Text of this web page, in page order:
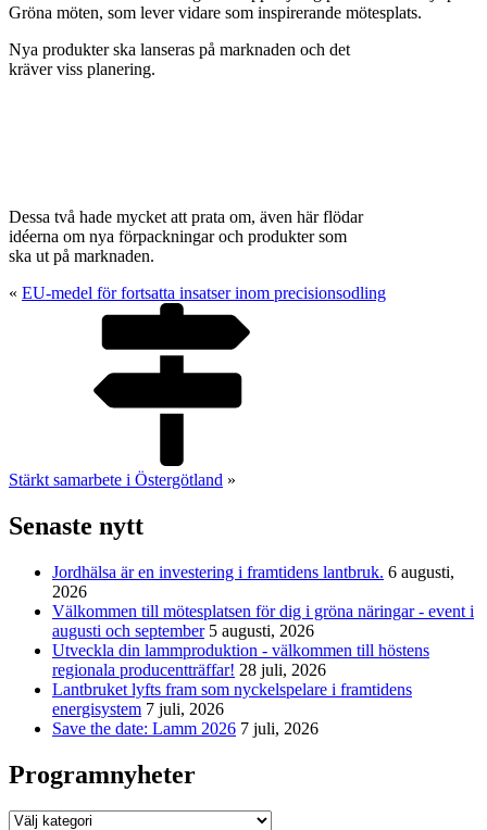
Gröna möten, som lever vidare som inspirerande mötesplats.
Nya produkter ska lanseras på marknaden och det
kräver viss planering.
Dessa två hade mycket att prata om, även här flödar
idéerna om nya förpackningar och produkter som
ska ut på marknaden.
« EU-medel för fortsatta insatser inom precisionsodling
Stärkt samarbete i Östergötland »
Senaste nytt
Jordhälsa är en investering i framtidens lantbruk. 6 augusti,
2026
Välkommen till mötesplatsen för dig i gröna näringar - event i
augusti och september 5 augusti, 2026
Utveckla din lammproduktion - välkommen till höstens
regionala producentträffar! 28 juli, 2026
Lantbruket lyfts fram som nyckelspelare i framtidens
energisystem 7 juli, 2026
Save the date: Lamm 2026 7 juli, 2026
Programnyheter
Programnyheter